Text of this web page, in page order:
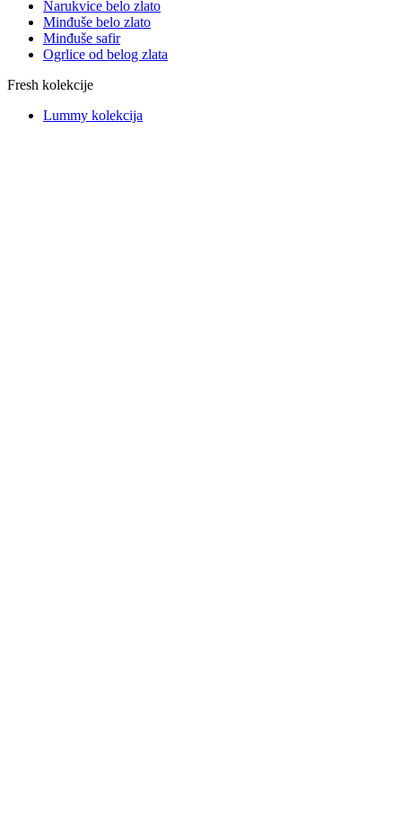
Narukvice belo zlato
Minđuše belo zlato
Minđuše safir
Ogrlice od belog zlata
Fresh kolekcije
Lummy kolekcija